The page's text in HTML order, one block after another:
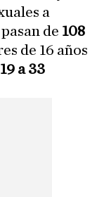
a
de 108
de 16 años
19 a 33